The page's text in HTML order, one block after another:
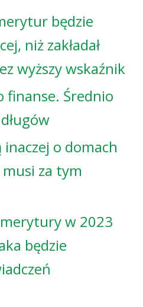
będzie
niż zakładał
wyższy wskaźnik
finanse. Średnio
o domach
za tym
w 2023
będzie